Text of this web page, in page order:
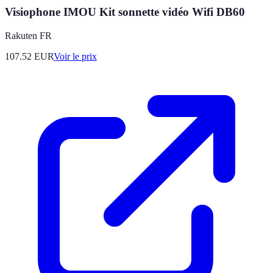
Visiophone IMOU Kit sonnette vidéo Wifi DB60
Rakuten FR
107.52 EURVoir le prix